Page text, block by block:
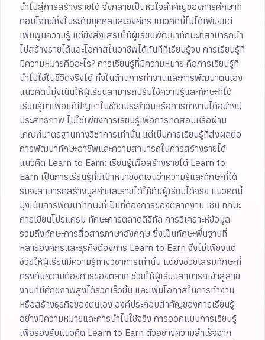
นำไปสู่การสร้างรายได้ จึงกลายเป็นหัวใจสำคัญของการศึกษาที่
ตอบโจทย์ทั้งในระดับบุคคลและองค์กร แนวคิดนี้ไม่ได้เพียงแต่
เพิ่มพูนความรู้ แต่ยังส่งเสริมให้ผู้เรียนพัฒนาทักษะที่สามารถนำ
ไปสร้างรายได้และโอกาสในอาชีพได้ทันทีที่เรียนรู้จบ การเรียนรู้ที่
มีความหมายคืออะไร? การเรียนรู้ที่มีความหมาย คือการเรียนรู้ที่
นำไปใช้ในชีวิตจริงได้ ทั้งในด้านการทำงานและการพัฒนาตนเอง
แนวคิดนี้มุ่งเน้นให้ผู้เรียนสามารถปรับใช้ความรู้และทักษะที่ได้
เรียนรู้มาเพื่อแก้ปัญหาในชีวิตประจำวันหรือการทำงานได้อย่างมี
ประสิทธิภาพ ไม่ใช่เพียงการเรียนรู้เพื่อการทดสอบหรือผ่าน
เกณฑ์มาตรฐานทางวิชาการเท่านั้น แต่เป็นการเรียนรู้ที่ส่งผลต่อ
การพัฒนาทักษะอาชีพและความสามารถในการสร้างรายได้
แนวคิด Learn to Earn: เรียนรู้เพื่อสร้างรายได้ Learn to
Earn เป็นการเรียนรู้ที่มีเป้าหมายชัดเจนว่าความรู้และทักษะที่ได้
รับจะสามารถสร้างมูลค่าและรายได้ให้กับผู้เรียนได้จริง แนวคิดนี้
มุ่งเน้นการพัฒนาทักษะที่เป็นที่ต้องการของตลาดงาน เช่น ทักษะ
การเขียนโปรแกรม ทักษะการตลาดดิจิทัล การวิเคราะห์ข้อมูล
รวมถึงทักษะการสื่อสารภาษาอังกฤษ ซึ่งเป็นทักษะพื้นฐานที่
หลายองค์กรและธุรกิจต้องการ Learn to Earn จึงไม่เพียงแต่
ช่วยให้ผู้เรียนมีความรู้ทางวิชาการเท่านั้น แต่ยังช่วยเสริมทักษะที่
ตรงกับความต้องการของตลาด ช่วยให้ผู้เรียนสามารถเข้าสู่สาย
งานที่มีศักยภาพสูงได้รวดเร็วขึ้น และเพิ่มโอกาสในการทำงาน
หรือสร้างธุรกิจของตนเอง องค์ประกอบสำคัญของการเรียนรู้
อย่างมีความหมายและการนำไปใช้จริง การออกแบบการเรียนรู้
เพื่อรองรับแนวคิด Learn to Earn ตัวอย่างความสำเร็จจาก